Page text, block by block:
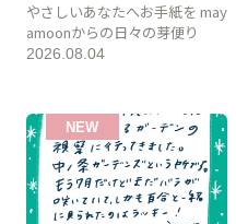
2026.08.04
やさしいあなたへお手紙を may
amoonからの日々の芽便り